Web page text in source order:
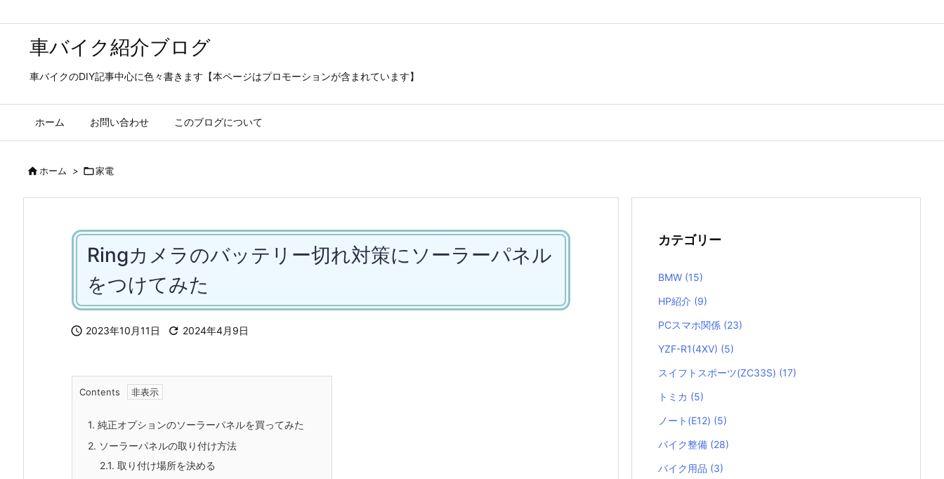
車バイク紹介ブログ
車バイクのDIY記事中心に色々書きます【本ページはプロモーションが含まれています】
ホーム お問い合わせ このブログについて
ホーム > 家電
Ringカメラのバッテリー切れ対策にソーラーパネル
をつけてみた
 2023年10月11日  2024年4月9日
Contents
1. 純正オプションのソーラーパネルを買ってみた
2. ソーラーパネルの取り付け方法
2.1. 取り付け場所を決める
カテゴリー
BMW (15)
HP紹介 (9)
PCスマホ関係 (23)
YZF-R1(4XV) (5)
スイフトスポーツ(ZC33S) (17)
トミカ (5)
ノート(E12) (5)
バイク整備 (28)
バイク用品 (3)